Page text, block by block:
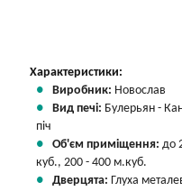
Характеристики:
Виробник: Новослав
Вид печі: Булерьян -
піч
Об'єм приміщення: до
куб., 200 - 400 м.куб.
Дверцята: Глуха